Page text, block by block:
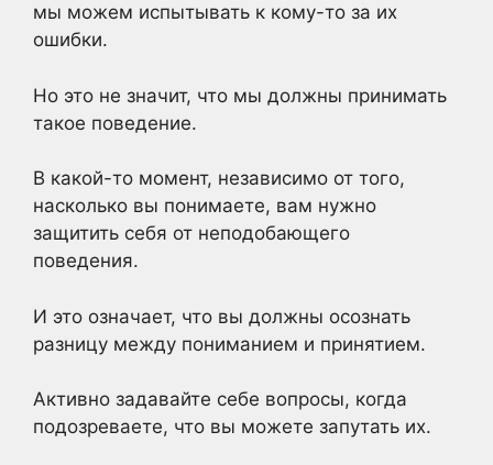
мы можем испытывать к кому-то за их
ошибки.
Но это не значит, что мы должны принимать
такое поведение.
В какой-то момент, независимо от того,
насколько вы понимаете, вам нужно
защитить себя от неподобающего
поведения.
И это означает, что вы должны осознать
разницу между пониманием и принятием.
Активно задавайте себе вопросы, когда
подозреваете, что вы можете запутать их.